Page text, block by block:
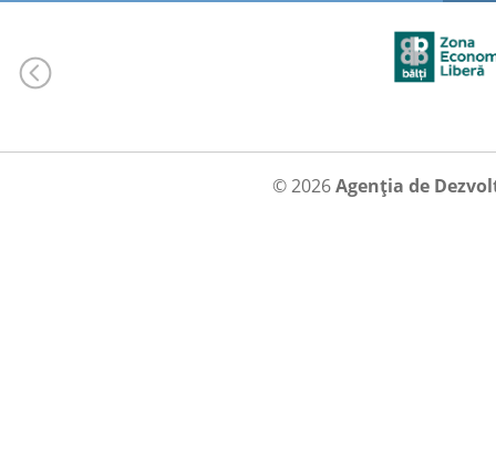
© 2026Agenția de